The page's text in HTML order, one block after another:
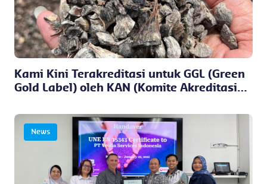
Kami Kini Terakreditasi untuk GGL (Green
Gold Label) oleh KAN (Komite Akreditasi
News